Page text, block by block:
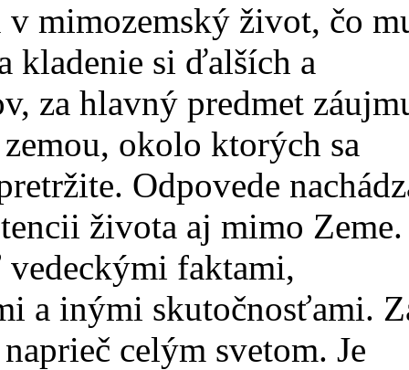
mimozemský život, čo
kladenie si ďalších a
za hlavný predmet
okolo ktorých sa
Odpovede
života aj mimo Zeme.
faktami,
a inými skutočnosťami.
celým svetom. Je